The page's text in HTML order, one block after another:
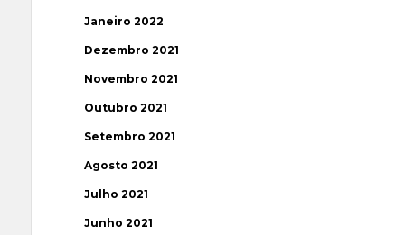
Janeiro 2022
Dezembro 2021
Novembro 2021
Outubro 2021
Setembro 2021
Agosto 2021
Julho 2021
Junho 2021